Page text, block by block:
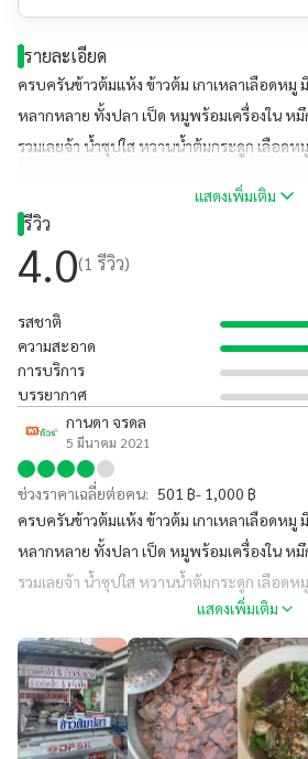
รายละเอียด
ครบครันข้าวต้มแห้ง ข้าวต้ม เกาเหลาเลือดหมู
หลากหลาย ทั้งปลา เป็ด หมูพร้อมเครื่องใน หมึ
รวมเลยจ้า น้ำซุปใส หวานน้ำต้มกระดูก เลือด
แสดงเพิ่มเติม
รีวิว
4.0(1 รีวิว)
รสชาติ
ความสะอาด
การบริการ
บรรยากาศ
กานดา จรดล
5 มีนาคม 2021
ช่วงราคาเฉลี่ยต่อคน: 501 ฿- 1,000 ฿
ครบครันข้าวต้มแห้ง ข้าวต้ม เกาเหลาเลือดหมู
หลากหลาย ทั้งปลา เป็ด หมูพร้อมเครื่องใน หมึ
รวมเลยจ้า น้ำซุปใส หวานน้ำต้มกระดูก เลือด
หน้าธนาคารธนชาติสาขาบ้านแพ้วนะจ๊ะ
แสดงเพิ่มเติม